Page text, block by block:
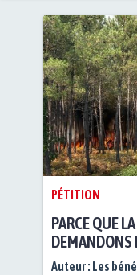
PÉTITION
PARCE QUE
DEMANDONS
PRÉFÈTE DE
Auteur : Les